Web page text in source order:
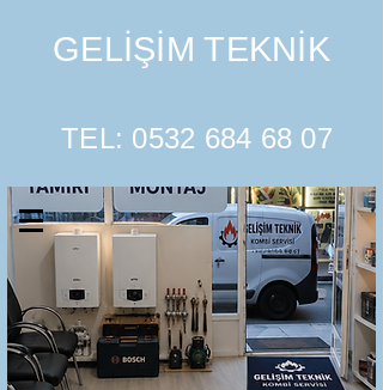
GELİŞİM TEKNİK
TEL: 0532 684 68 07